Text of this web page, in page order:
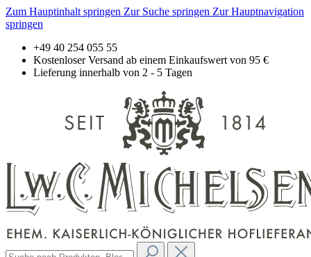
Zum Hauptinhalt springen Zur Suche springen Zur Hauptnavigation
springen
+49 40 254 055 55
Kostenloser Versand ab einem Einkaufswert von 95 €
Lieferung innerhalb von 2 - 5 Tagen